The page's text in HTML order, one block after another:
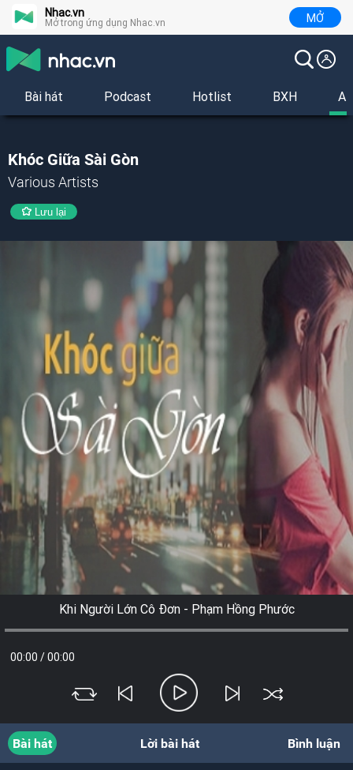
Nhac.vn
Mở trong ứng dụng Nhac.vn MỞ
Bài hát Podcast Hotlist BXH
Khóc Giữa Sài Gòn
Various Artists
Lưu lại
Khi Người Lớn Cô Đơn - Phạm Hồng Phước
00:00 /00:00
Bài hát Lời bài hát Bình luận